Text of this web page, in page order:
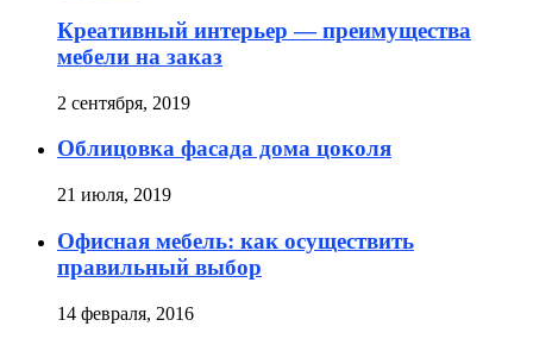
Креативный интерьер — преимущества
мебели на заказ
2 сентября, 2019
Облицовка фасада дома цоколя
21 июля, 2019
Офисная мебель: как осуществить
правильный выбор
14 февраля, 2016